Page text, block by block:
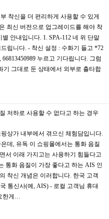
착신을 더 편리하게 사용할 수 있게
최신 버전으로 업그레이드를 해야 착
안내입니다. 1. SPA-112 네 위 단말
립니다. - 착신 설정 : 수화기 들고 *72
누르고 기다립니다. 그럼
기 그대로 둔 상태에서 외부로 출타합
저하로 사용할 수 없다고 하는 경우
상가 내부에서 겪으신 체험담입니다.
데, 유독 이 쇼핑몰에서는 통화 음질
서 이래 가지고는 사용하기 힘들다고
통화 음질이 가장 좋다고 하는 AIS 인
착신 개념은 이러합니다. 한국 고객
통신사(예, AIS) - 로컬 고객님 휴대
한게…